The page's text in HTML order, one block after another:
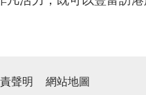
聲明 網站地圖